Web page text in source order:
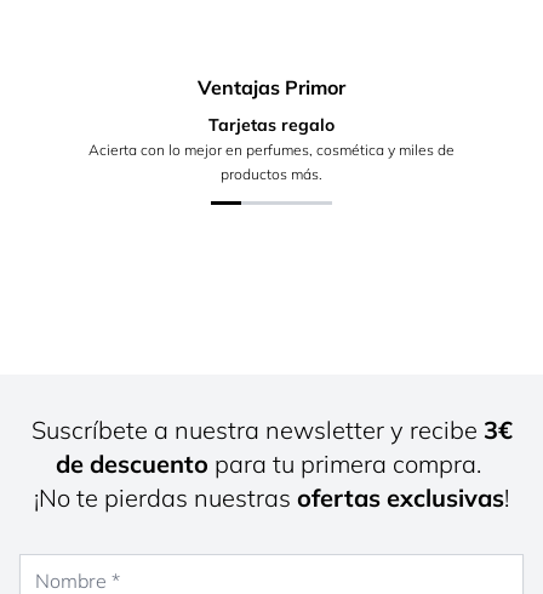
Ventajas Primor
Tarjetas regalo
Acierta con lo mejor en perfumes, cosmética y miles de
productos más.
Suscríbete a nuestra newsletter y recibe 3€
de descuento para tu primera compra.
¡No te pierdas nuestras ofertas exclusivas!